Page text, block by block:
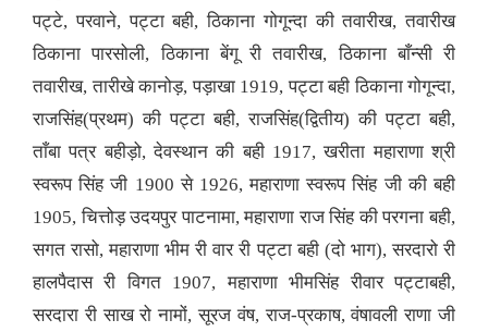
पट्टे, परवाने, पट्टा बही, ठिकाना गोगून्दा की तवारीख, तवारीख
ठिकाना पारसोली, ठिकाना बेंगू री तवारीख, ठिकाना बाँन्सी री
तवारीख, तारीखे कानोड़, पड़ाखा 1919, पट्टा बही ठिकाना गोगून्दा,
राजसिंह(प्रथम) की पट्टा बही, राजसिंह(द्वितीय) की पट्टा बही,
ताँबा पत्र बहीड़ो, देवस्थान की बही 1917, खरीता महाराणा श्री
स्वरूप सिंह जी 1900 से 1926, महाराणा स्वरूप सिंह जी की बही
1905, चित्तोड़ उदयपुर पाटनामा, महाराणा राज सिंह की परगना बही,
सगत रासो, महाराणा भीम री वार री पट्टा बही (दो भाग), सरदारो री
हालपैदास री विगत 1907, महाराणा भीमसिंह रीवार पट्टाबही,
सरदारा री साख रो नामों, सूरज वंष, राज-प्रकाष, वंषावली राणा जी